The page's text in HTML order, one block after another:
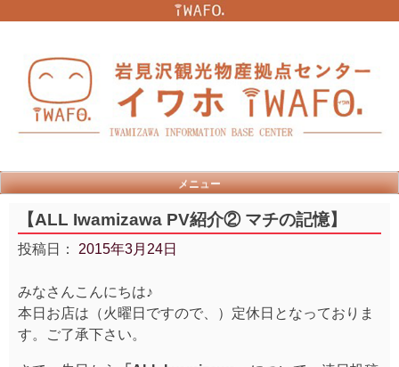
メニュー
【ALL Iwamizawa PV紹介② マチの記憶】
投稿日： 2015年3月24日
みなさんこんにちは♪
本日お店は（火曜日ですので、）定休日となっておりま
す。ご了承下さい。